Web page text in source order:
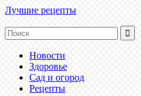
Лучшие рецепты
Новости
Здоровье
Сад и огород
Рецепты